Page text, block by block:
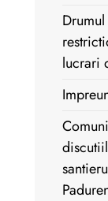
lucrari